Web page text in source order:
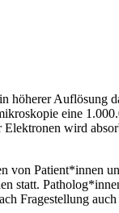
eine
wird
Patient*innen
statt.
Fragestellung